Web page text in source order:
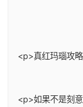
<p>真红玛瑙攻
<p>如果不是刻